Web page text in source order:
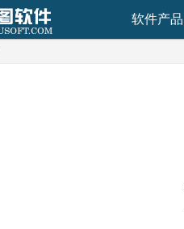
软件产品